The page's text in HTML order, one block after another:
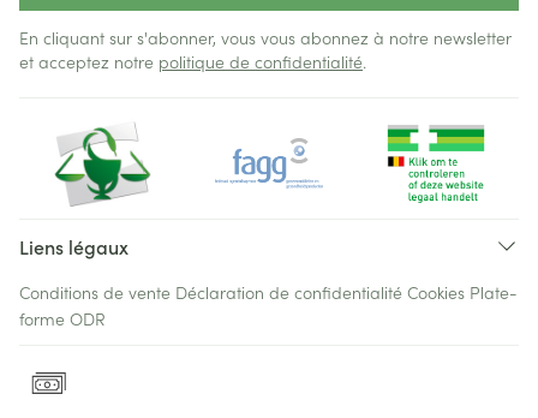
En cliquant sur s'abonner, vous vous abonnez à notre newsletter
et acceptez notre politique de confidentialité.
Liens légaux
Conditions de vente Déclaration de confidentialité Cookies Plate-
forme ODR